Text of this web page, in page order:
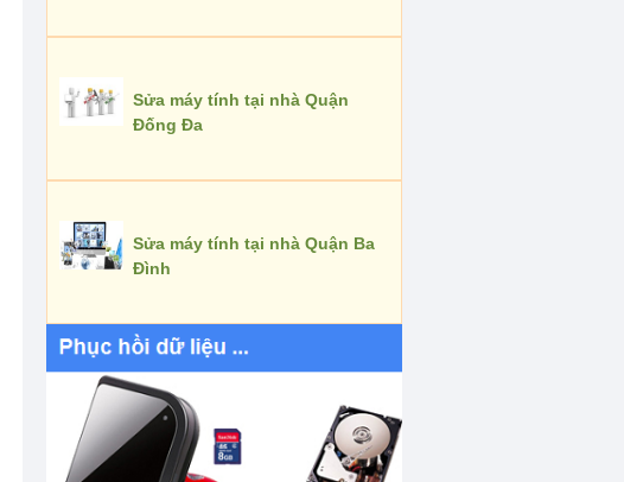
Sửa máy tính tại nhà Quận
Đống Đa
Sửa máy tính tại nhà Quận Ba
Đình